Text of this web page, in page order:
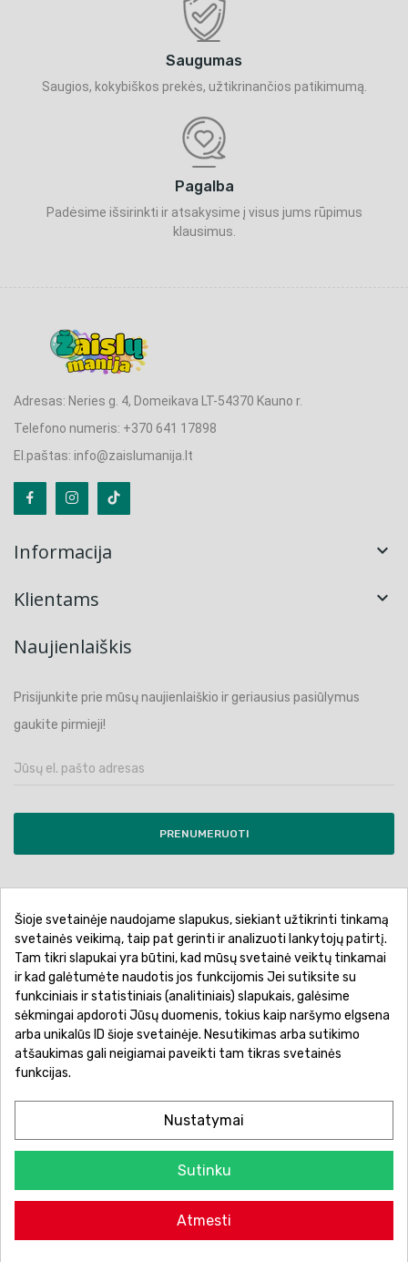
Saugumas
Saugios, kokybiškos prekės, užtikrinančios patikimumą.
Pagalba
Padėsime išsirinkti ir atsakysime į visus jums rūpimus
klausimus.
Adresas: Neries g. 4, Domeikava LT-54370 Kauno r.
Telefono numeris: +370 641 17898
El.paštas: info@zaislumanija.lt
Informacija 
Klientams 
Naujienlaiškis
Prisijunkite prie mūsų naujienlaiškio ir geriausius pasiūlymus
gaukite pirmieji!
PRENUMERUOTI
Pirkimo sąlygos ir taisyklės
Privatumo politika
Garantinis aptarnavimas
Prekių pristatymas
Prekių grąžinimas
Atsiskaitymo būdai
Šioje svetainėje naudojame slapukus, siekiant užtikrinti tinkamą
svetainės veikimą, taip pat gerinti ir analizuoti lankytojų patirtį.
Tam tikri slapukai yra būtini, kad mūsų svetainė veiktų tinkamai
ir kad galėtumėte naudotis jos funkcijomis Jei sutiksite su
funkciniais ir statistiniais (analitiniais) slapukais, galėsime
sėkmingai apdoroti Jūsų duomenis, tokius kaip naršymo elgsena
arba unikalūs ID šioje svetainėje. Nesutikimas arba sutikimo
atšaukimas gali neigiamai paveikti tam tikras svetainės
funkcijas.
Nustatymai
Sutinku
Atmesti